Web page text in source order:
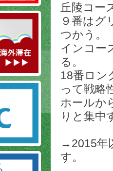
丘陵コー
９番はグ
つかう。
インコー
る。
18番ロン
って戦略
ホールか
りと集中
→2015年
す。